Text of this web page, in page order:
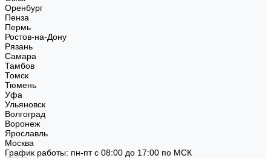
Оренбург
Пенза
Пермь
Ростов-на-Дону
Рязань
Самара
Тамбов
Томск
Тюмень
Уфа
Ульяновск
Волгоград
Воронеж
Ярославль
Москва
График работы: пн-пт с 08:00 до 17:00 по МСК